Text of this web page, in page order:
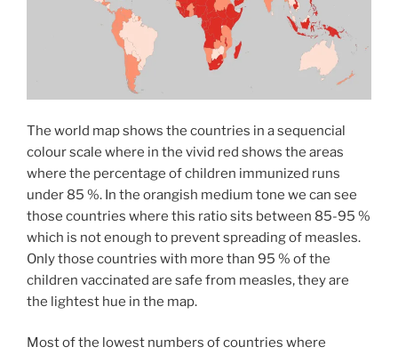
The world map shows the countries in a sequencial
colour scale where in the vivid red shows the areas
where the percentage of children immunized runs
under 85 %. In the orangish medium tone we can see
those countries where this ratio sits between 85-95 %
which is not enough to prevent spreading of measles.
Only those countries with more than 95 % of the
children vaccinated are safe from measles, they are
the lightest hue in the map.
Most of the lowest numbers of countries where